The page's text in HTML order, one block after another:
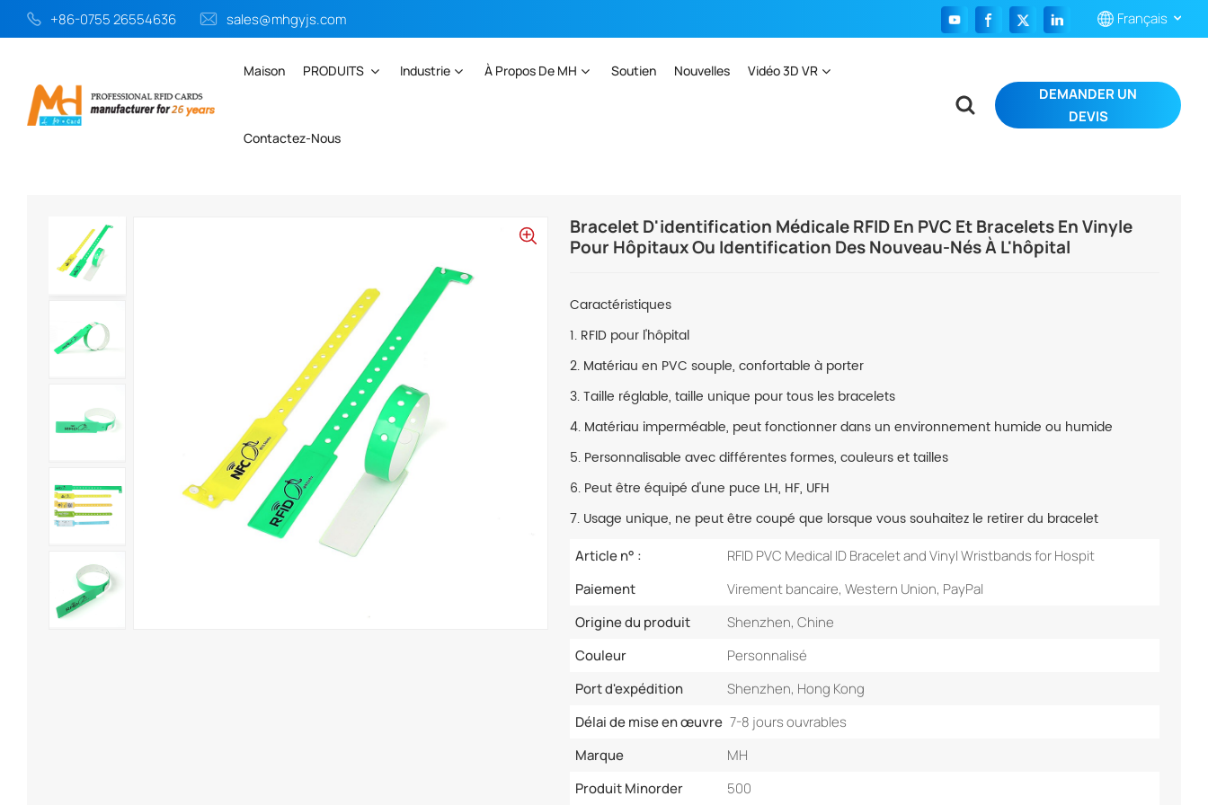
+86-0755 26554636 sales@mhgyjs.com Français
English
Português
Maison PRODUITS Industrie À Propos De MH Soutien Nouvelles Vidéo 3D VR
Contactez-Nous
DEMANDER UN
DEVIS
Bracelet RFID En PVC Bracelet D'identification Médicale RFID En PVC Et Bracelets En Vinyle Pour Hôpitaux Ou Identification Des Nouveau-Nés À L'hôpital
Bracelet D'identification Médicale RFID En PVC Et Bracelets En Vinyle
Pour Hôpitaux Ou Identification Des Nouveau-Nés À L'hôpital
Caractéristiques
1. RFID pour l'hôpital
2. Matériau en PVC souple, confortable à porter
3. Taille réglable, taille unique pour tous les bracelets
4. Matériau imperméable, peut fonctionner dans un environnement humide ou humide
5. Personnalisable avec différentes formes, couleurs et tailles
6. Peut être équipé d'une puce LH, HF, UFH
7. Usage unique, ne peut être coupé que lorsque vous souhaitez le retirer du bracelet
Article n° :
RFID PVC Medical ID Bracelet and Vinyl Wristbands for Hospit
Paiement
Virement bancaire, Western Union, PayPal
Origine du produit
Shenzhen, Chine
Couleur
Personnalisé
Port d'expédition
Shenzhen, Hong Kong
Délai de mise en œuvre 7-8 jours ouvrables
Marque
MH
Produit Minorder
500